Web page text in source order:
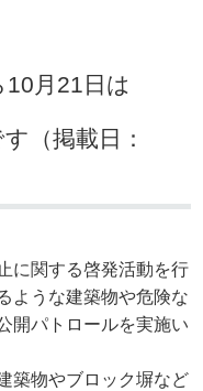
月21日は
（掲載日：
に関する啓発活動を行
ような建築物や危険な
開パトロールを実施い
築物やブロック塀など